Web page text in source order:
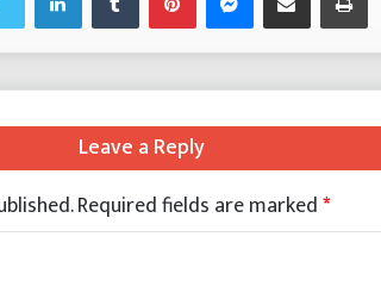
Leave a Reply
Required fields are marked*